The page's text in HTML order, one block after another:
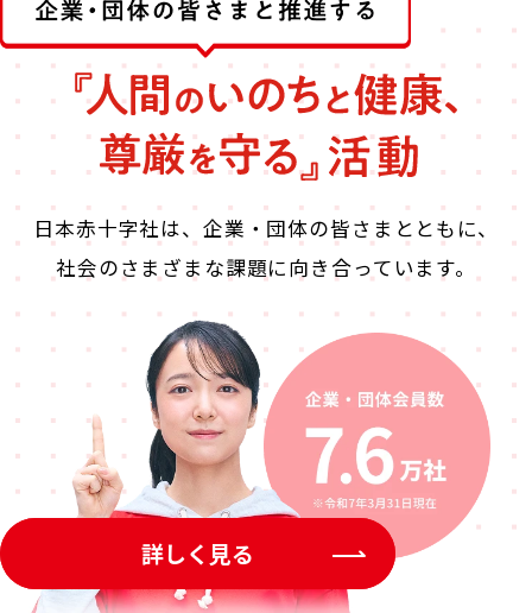
日本赤十字社は、企業・団体の皆さま​とともに、
社会のさまざまな課題に向き合っています。
詳しく見る